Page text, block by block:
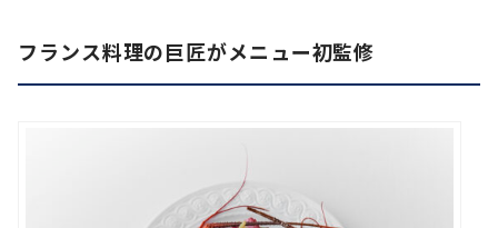
フランス料理の巨匠がメニュー初監修